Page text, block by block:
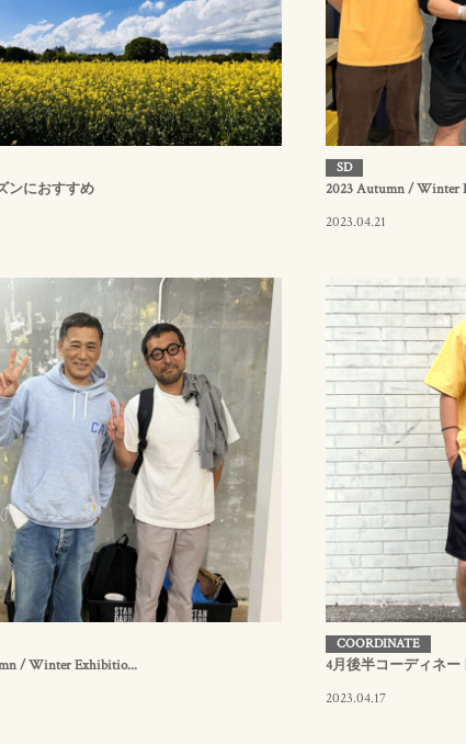
ンにおすすめ
SD
2023 Autumn / Winter
2023.04.21
/ Winter Exhibitio...
COORDINATE
4月後半コーディネー
2023.04.17